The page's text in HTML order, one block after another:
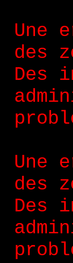
Une
des
Des
Une
des
Des